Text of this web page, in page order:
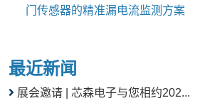
门传感器的精准漏电流监测方案
最近新闻
展会邀请 | 芯森电子与您相约202...